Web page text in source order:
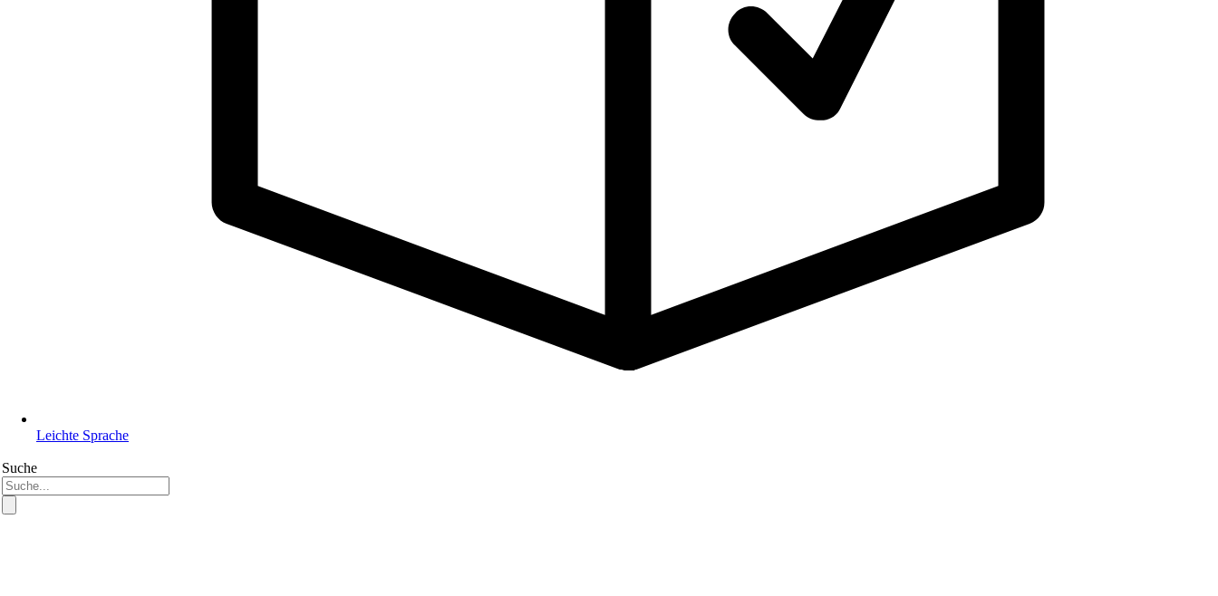
Leichte Sprache
Suche